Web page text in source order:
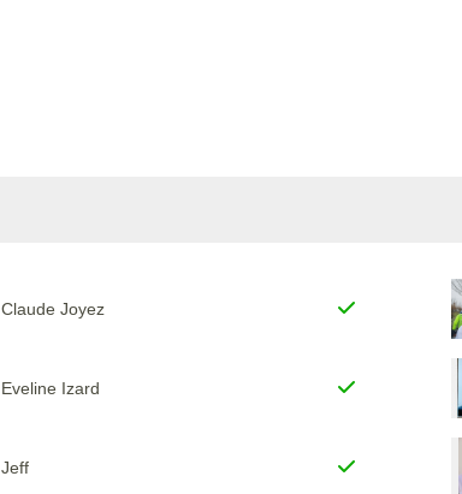
Claude Joyez
Eveline Izard
Jeff